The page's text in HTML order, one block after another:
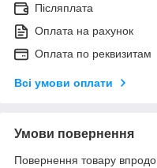
Післяплата
Оплата на рахунок
Оплата по реквизитам
Всі умови оплати
Умови повернення
Повернення товару